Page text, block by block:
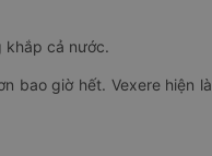
khắp cả nước.
bao giờ hết. Vexere hiện